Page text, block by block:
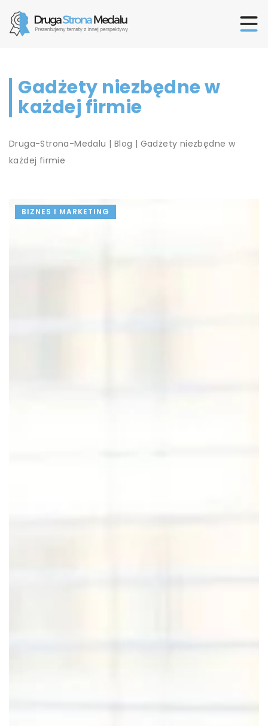
Gadżety niezbędne w
każdej firmie
Druga-Strona-Medalu | Blog | Gadżety niezbędne w
każdej firmie
BIZNES I MARKETING